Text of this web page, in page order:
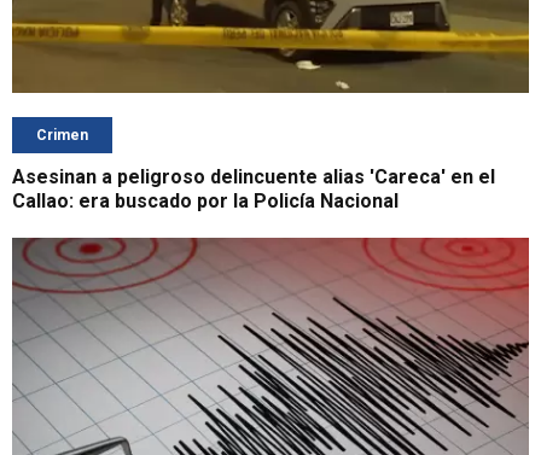
Crimen
Asesinan a peligroso delincuente alias 'Careca' en el
Callao: era buscado por la Policía Nacional